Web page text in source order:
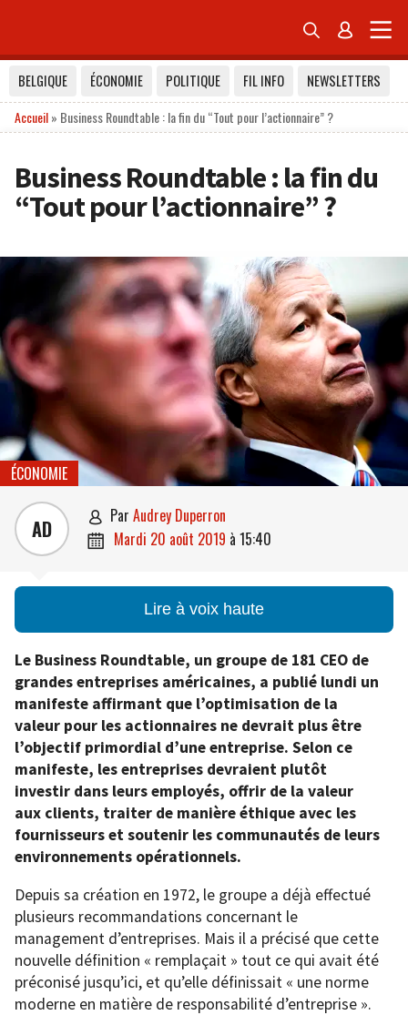
 
BELGIQUE ÉCONOMIE POLITIQUE FIL INFO
NEWSLETTERS
Accueil» Business Roundtable : la fin du “Tout pour l’actionnaire” ?
Business Roundtable : la fin du
“Tout pour l’actionnaire” ?
ÉCONOMIE
AD  par Audrey Duperron
 mardi 20 août 2019 à 15:40
Lire à voix haute
Le Business Roundtable, un groupe de 181 CEO de
grandes entreprises américaines, a publié lundi un
manifeste affirmant que l’optimisation de la
valeur pour les actionnaires ne devrait plus être
l’objectif primordial d’une entreprise. Selon ce
manifeste, les entreprises devraient plutôt
investir dans leurs employés, offrir de la valeur
aux clients, traiter de manière éthique avec les
fournisseurs et soutenir les communautés de leurs
environnements opérationnels.
Depuis sa création en 1972, le groupe a déjà effectué
plusieurs recommandations concernant le
management d’entreprises. Mais il a précisé que cette
nouvelle définition « remplaçait » tout ce qui avait été
préconisé jusqu’ici, et qu’elle définissait « une norme
moderne en matière de responsabilité d’entreprise ».